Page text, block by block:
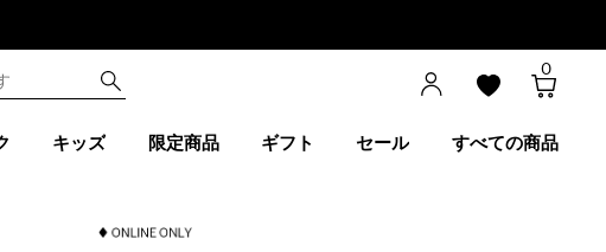
0
キッズ 限定商品 ギフト セール すべての商品